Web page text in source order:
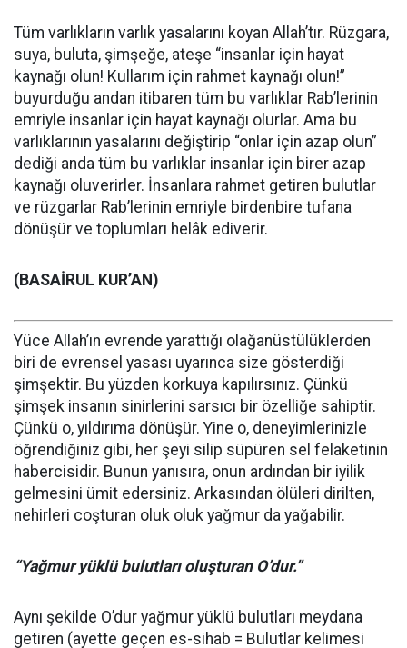
Tüm varlıkların varlık yasalarını koyan Allah’tır. Rüzgara,
suya, buluta, şimşeğe, ateşe “insanlar için hayat
kaynağı olun! Kullarım için rahmet kaynağı olun!”
buyurduğu andan itibaren tüm bu varlıklar Rab’lerinin
emriyle insanlar için hayat kaynağı olurlar. Ama bu
varlıklarının yasalarını değiştirip “onlar için azap olun”
dediği anda tüm bu varlıklar insanlar için birer azap
kaynağı oluverirler. İnsanlara rahmet getiren bulutlar
ve rüzgarlar Rab’lerinin emriyle birdenbire tufana
dönüşür ve toplumları helâk ediverir.
(BASAİRUL KUR’AN)
Yüce Allah’ın evrende yarattığı olağanüstülüklerden
biri de evrensel yasası uyarınca size gösterdiği
şimşektir. Bu yüzden korkuya kapılırsınız. Çünkü
şimşek insanın sinirlerini sarsıcı bir özelliğe sahiptir.
Çünkü o, yıldırıma dönüşür. Yine o, deneyimlerinizle
öğrendiğiniz gibi, her şeyi silip süpüren sel felaketinin
habercisidir. Bunun yanısıra, onun ardından bir iyilik
gelmesini ümit edersiniz. Arkasından ölüleri dirilten,
nehirleri coşturan oluk oluk yağmur da yağabilir.
“Yağmur yüklü bulutları oluşturan O’dur.”
Aynı şekilde O’dur yağmur yüklü bulutları meydana
getiren (ayette geçen es-sihab = Bulutlar kelimesi